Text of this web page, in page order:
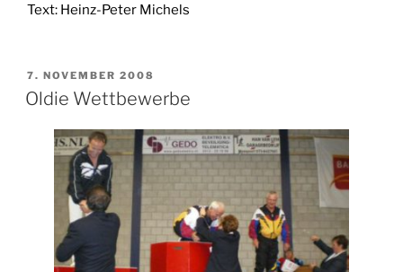
Text: Heinz-Peter Michels
VERÖFFENTLICHT
AM
7. NOVEMBER 2008
Oldie Wettbewerbe